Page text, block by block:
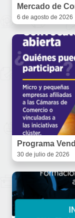
Mercado de
6 de agosto de 2026
Programa
30 de julio de 2026